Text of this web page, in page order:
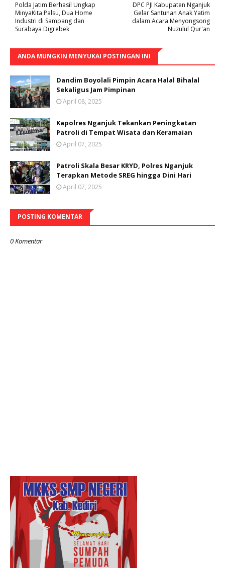
DPC PJI Kabupaten Nganjuk
Gelar Santunan Anak Yatim
dalam Acara Menyongsong
Nuzulul Qur'an
Polda Jatim Berhasil Ungkap
MinyaKita Palsu, Dua Home
Industri di Sampang dan
Surabaya Digrebek
ANDA MUNGKIN MENYUKAI POSTINGAN INI
Dandim Boyolali Pimpin Acara Halal Bihalal
Sekaligus Jam Pimpinan
April 08, 2025
Kapolres Nganjuk Tekankan Peningkatan
Patroli di Tempat Wisata dan Keramaian
April 07, 2025
Patroli Skala Besar KRYD, Polres Nganjuk
Terapkan Metode SREG hingga Dini Hari
April 07, 2025
POSTING KOMENTAR
0 Komentar